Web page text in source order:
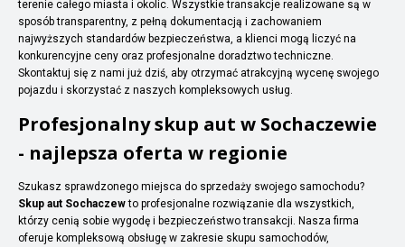
terenie całego miasta i okolic. Wszystkie transakcje realizowane są w
sposób transparentny, z pełną dokumentacją i zachowaniem
najwyższych standardów bezpieczeństwa, a klienci mogą liczyć na
konkurencyjne ceny oraz profesjonalne doradztwo techniczne.
Skontaktuj się z nami już dziś, aby otrzymać atrakcyjną wycenę swojego
pojazdu i skorzystać z naszych kompleksowych usług.
Profesjonalny skup aut w Sochaczewie
- najlepsza oferta w regionie
Szukasz sprawdzonego miejsca do sprzedaży swojego samochodu?
Skup aut Sochaczewto profesjonalne rozwiązanie dla wszystkich,
którzy cenią sobie wygodę i bezpieczeństwo transakcji. Nasza firma
oferuje kompleksową obsługę w zakresie skupu samochodów,